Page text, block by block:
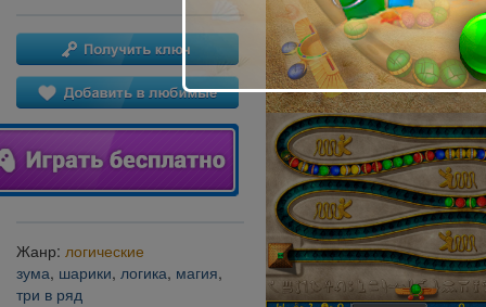
Жанр: логические
зума, шарики, логика, магия,
три в ряд